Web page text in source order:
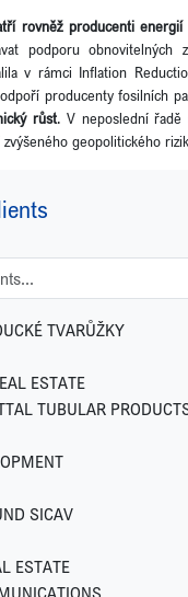
rovněž producenti
podporu obnovitelných
v rámci Inflation
producenty fosilních
růst. V neposlední řadě
geopolitického
TVARŮŽKY
ESTATE
TUBULAR
SICAV
ESTATE